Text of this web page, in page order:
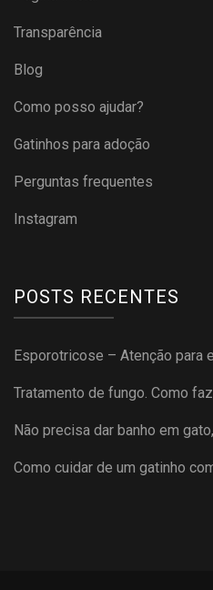
Transparência
Blog
Como posso ajudar?
Gatinhos para adoção
Perguntas frequentes
Instagram
POSTS RECENTES
Esporotricose – Atenção para
Tratamento de fungo. Como
Não precisa dar banho em
Como cuidar de um gatinho